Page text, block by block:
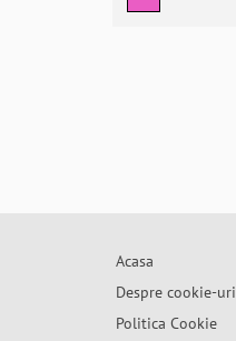
Acasa
Despre cookie-uri
Politica Cookie